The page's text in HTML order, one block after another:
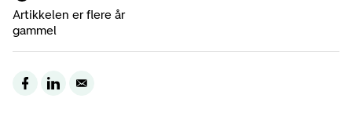
Artikkelen er flere år
gammel